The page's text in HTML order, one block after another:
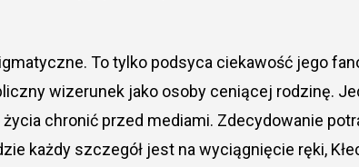
To tylko podsyca ciekawość jego
wizerunek jako osoby ceniącej rodzinę.
chronić przed mediami. Zdecydowanie
każdy szczegół jest na wyciągnięcie ręki,